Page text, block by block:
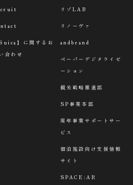
Suica】に関するお
合わせ
リゾLAB
リノーヴァ
andbrand
ペーパーデジタライゼ
ーション
観光戦略推進部
SP事業本部
周年事業サポートサー
ビス
宿泊施設向け支援情報
サイト
SPACE:AR